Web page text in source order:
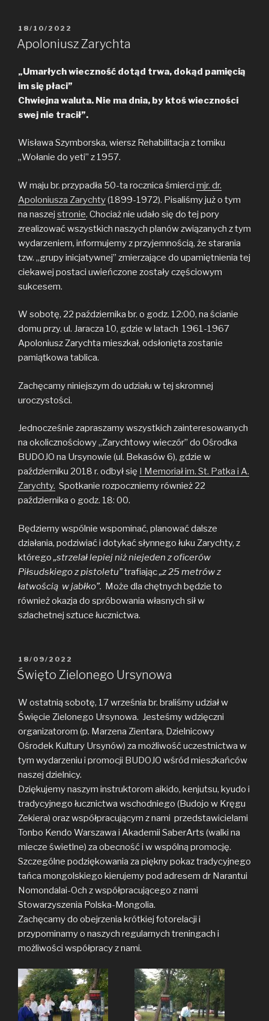
POSTED
ON
18/10/2022
Apoloniusz Zarychta
„Umarłych wieczność dotąd trwa, dokąd pamięcią
im się płaci”
Chwiejna waluta. Nie ma dnia, by ktoś wieczności
swej nie tracił”.
Wisława Szymborska, wiersz Rehabilitacja z tomiku
„Wołanie do yeti” z 1957.
W maju br. przypadła 50-ta rocznica śmierci mjr. dr.
Apoloniusza Zarychty(1899-1972). Pisaliśmy już o tym
na naszej stronie. Chociaż nie udało się do tej pory
zrealizować wszystkich naszych planów związanych z tym
wydarzeniem, informujemy z przyjemnością, że starania
tzw. „grupy inicjatywnej” zmierzające do upamiętnienia tej
ciekawej postaci uwieńczone zostały częściowym
sukcesem.
W sobotę, 22 października br. o godz. 12:00, na ścianie
domu przy. ul. Jaracza 10, gdzie w latach 1961-1967
Apoloniusz Zarychta mieszkał, odsłonięta zostanie
pamiątkowa tablica.
Zachęcamy niniejszym do udziału w tej skromnej
uroczystości.
Jednocześnie zapraszamy wszystkich zainteresowanych
na okolicznościowy „Zarychtowy wieczór” do Ośrodka
BUDOJO na Ursynowie (ul. Bekasów 6), gdzie w
październiku 2018 r. odbył się I Memoriał im. St. Patka i A.
Zarychty. Spotkanie rozpoczniemy również 22
października o godz. 18: 00.
Będziemy wspólnie wspominać, planować dalsze
działania, podziwiać i dotykać słynnego łuku Zarychty, z
którego„strzelał lepiej niż niejeden z oficerów
Piłsudskiego z pistoletu”trafiając„z 25 metrów z
łatwością w jabłko”. Może dla chętnych będzie to
również okazja do spróbowania własnych sił w
szlachetnej sztuce łucznictwa.
POSTED
ON
18/09/2022
Święto Zielonego Ursynowa
W ostatnią sobotę, 17 września br. braliśmy udział w
Święcie Zielonego Ursynowa. Jesteśmy wdzięczni
organizatorom (p. Marzena Zientara, Dzielnicowy
Ośrodek Kultury Ursynów) za możliwość uczestnictwa w
tym wydarzeniu i promocji BUDOJO wśród mieszkańców
naszej dzielnicy.
Dziękujemy naszym instruktorom aikido, kenjutsu, kyudo i
tradycyjnego łucznictwa wschodniego (Budojo w Kręgu
Zekiera) oraz współpracującym z nami przedstawicielami
Tonbo Kendo Warszawa i Akademii SaberArts (walki na
miecze świetlne) za obecność i w wspólną promocję.
Szczególne podziękowania za piękny pokaz tradycyjnego
tańca mongolskiego kierujemy pod adresem dr Narantui
Nomondalai-Och z współpracującego z nami
Stowarzyszenia Polska-Mongolia.
Zachęcamy do obejrzenia krótkiej fotorelacji i
przypominamy o naszych regularnych treningach i
możliwości współpracy z nami.